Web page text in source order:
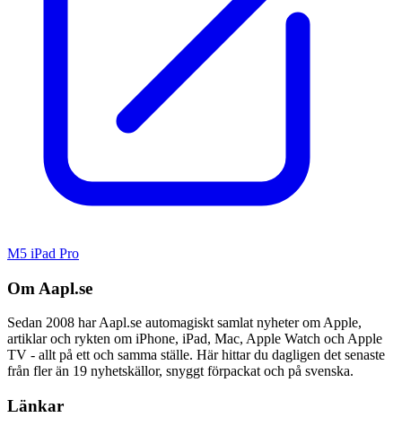
M5 iPad Pro
Om Aapl.se
Sedan 2008 har Aapl.se automagiskt samlat nyheter om Apple,
artiklar och rykten om iPhone, iPad, Mac, Apple Watch och Apple
TV - allt på ett och samma ställe. Här hittar du dagligen det senaste
från fler än 19 nyhetskällor, snyggt förpackat och på svenska.
Länkar